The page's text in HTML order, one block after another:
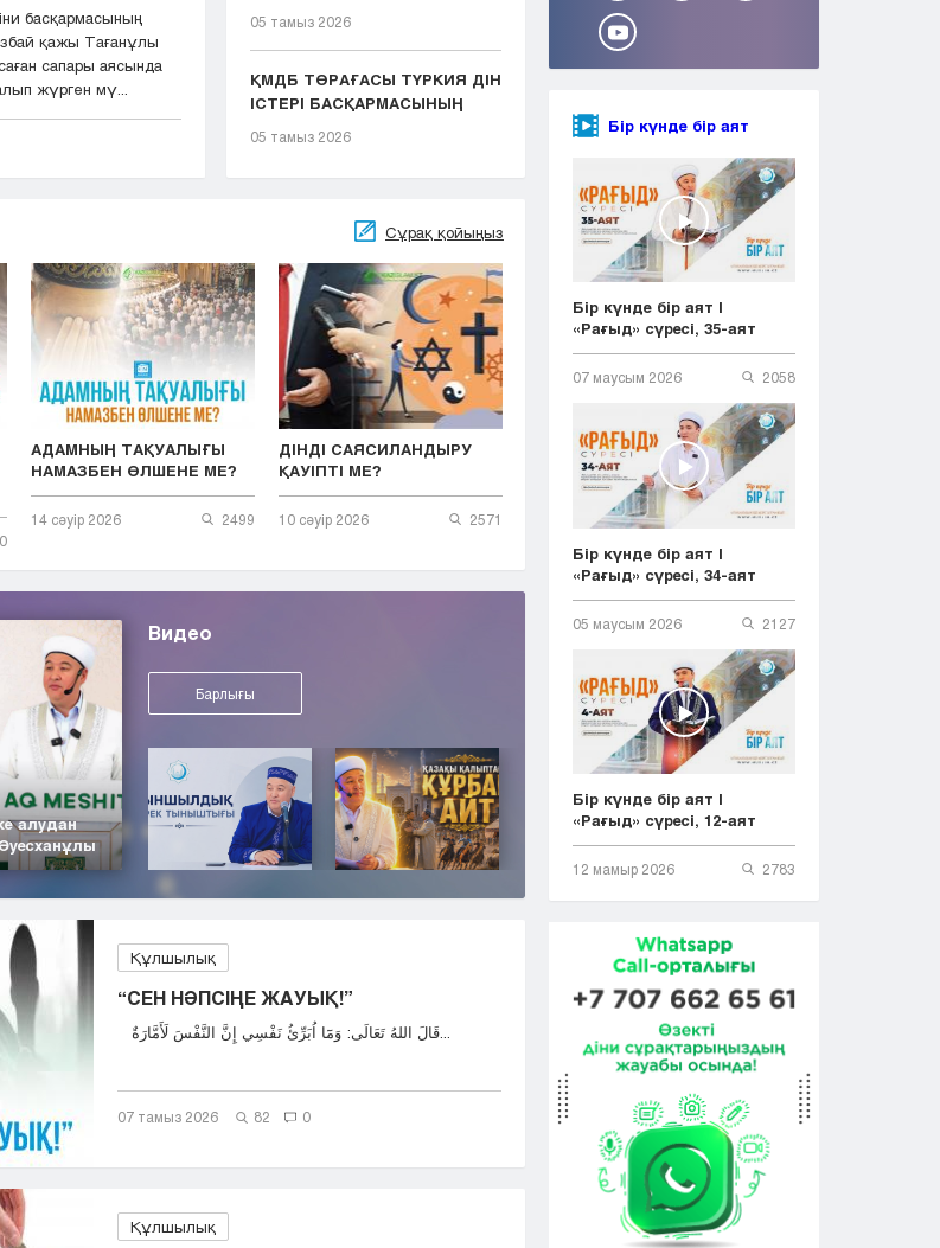
басқармасының
қажы Тағанұлы
сапары аясында
жүрген мү...
ЖАСАДЫ
05 тамыз 2026
ҚМДБ ТӨРАҒАСЫ ТҮРКИЯ ДІН
ІСТЕРІ БАСҚАРМАСЫНЫҢ
ТӨР...
05 тамыз 2026
Сұрақ қойыңыз
АДАМНЫҢ ТАҚУАЛЫҒЫ
НАМАЗБЕН ӨЛШЕНЕ МЕ?
14 сәуір 2026 2499
ДІНДІ САЯСИЛАНДЫРУ
ҚАУІПТІ МЕ?
10 сәуір 2026 2571
алудан
Видео
Барлығы
Құлшылық
“СЕН НӘПСІҢЕ ЖАУЫҚ!”
قَالَ اللهُ تَعَالَى: وَمَٓا اُبَرِّئُ نَفْسِي إِنَّ النَّفْسَ لَأَمَّارَةٌ...
07 тамыз 2026 82 0
Құлшылық
Бір күнде бір аят
Бір күнде бір аят |
«Рағыд» сүресі, 35-аят
07 маусым 2026 2058
Бір күнде бір аят |
«Рағыд» сүресі, 34-аят
05 маусым 2026 2127
Бір күнде бір аят |
«Рағыд» сүресі, 12-аят
12 мамыр 2026 2783